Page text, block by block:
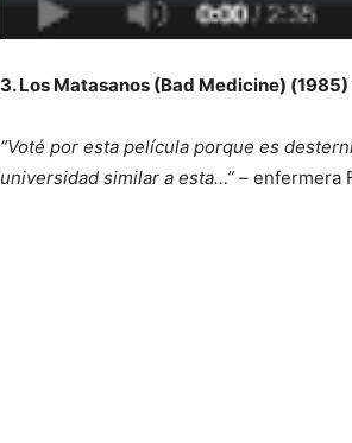
3. Los Matasanos (Bad Medicine)
“Voté por esta película porque es
universidad similar a esta…” – enfermera